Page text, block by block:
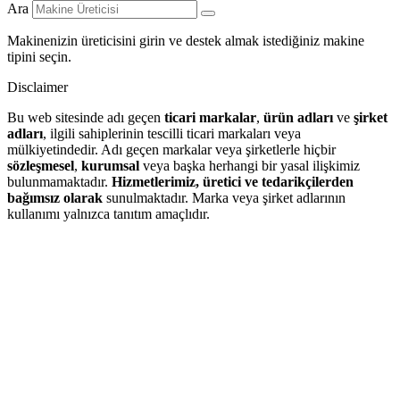
Ara
Makinenizin üreticisini girin ve destek almak istediğiniz makine
tipini seçin.
Disclaimer
Bu web sitesinde adı geçen ticari markalar, ürün adları ve şirket
adları, ilgili sahiplerinin tescilli ticari markaları veya
mülkiyetindedir. Adı geçen markalar veya şirketlerle hiçbir
sözleşmesel, kurumsal veya başka herhangi bir yasal ilişkimiz
bulunmamaktadır. Hizmetlerimiz, üretici ve tedarikçilerden
bağımsız olarak sunulmaktadır. Marka veya şirket adlarının
kullanımı yalnızca tanıtım amaçlıdır.